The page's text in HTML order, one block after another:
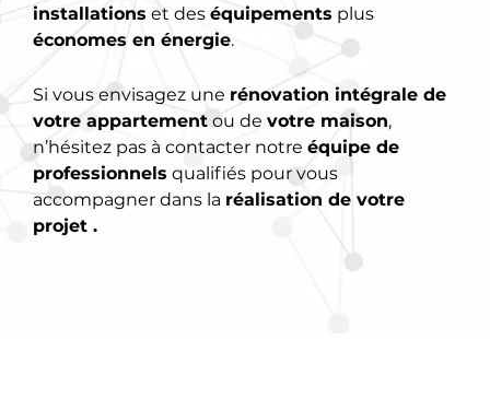
installations et des équipements plus
économes en énergie.
Si vous envisagez une rénovation intégrale de
votre appartement ou de votre maison,
n’hésitez pas à contacter notre équipe de
professionnels qualifiés pour vous
accompagner dans la réalisation de votre
projet .